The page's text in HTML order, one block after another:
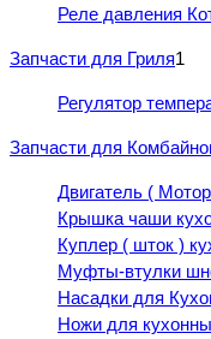
Реле давления
Запчасти для Гриля1
Регулятор
Запчасти для
Двигатель (
Крышка чаши
Куплер ( шток )
Муфты-втулки
Насадки для
Ножи для